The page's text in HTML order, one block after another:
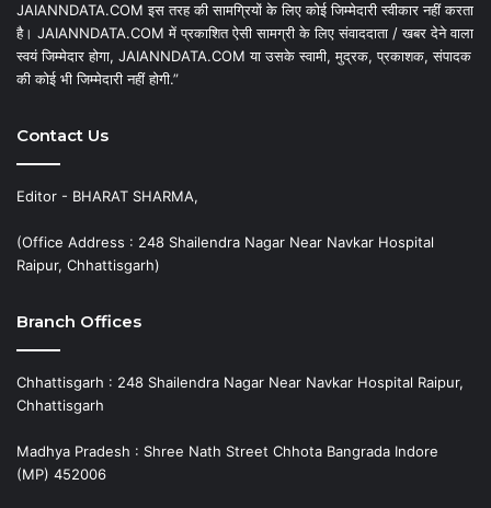
JAIANNDATA.COM इस तरह की सामग्रियों के लिए कोई जिम्मेदारी स्वीकार नहीं करता
है। JAIANNDATA.COM में प्रकाशित ऐसी सामग्री के लिए संवाददाता / खबर देने वाला
स्वयं जिम्मेदार होगा, JAIANNDATA.COM या उसके स्वामी, मुद्रक, प्रकाशक, संपादक
की कोई भी जिम्मेदारी नहीं होगी.”
Contact Us
Editor - BHARAT SHARMA,
(Office Address : 248 Shailendra Nagar Near Navkar Hospital
Raipur, Chhattisgarh)
Branch Offices
Chhattisgarh : 248 Shailendra Nagar Near Navkar Hospital Raipur,
Chhattisgarh
Madhya Pradesh : Shree Nath Street Chhota Bangrada Indore
(MP) 452006